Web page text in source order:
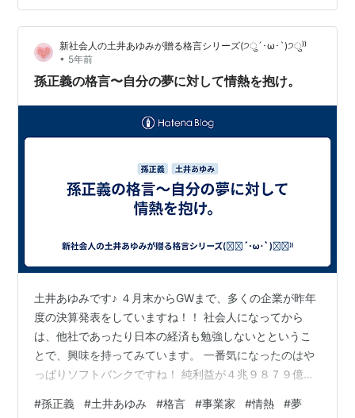
日の格言です！ ヘンリー・フォードは、自動車会社のフ
ォードを創設しました。 また、大衆車を作ったことで、
自動車の育ての親とも呼ばれているすごい事業家です。
この格言をみて、もっとちゃんとせねばと痛感しまし
た！ なにか意味があるから、仕事も…
新社会人の土井あゆみが贈る格言シリーズ(੭ु´･ω･`)੭ु⁾⁾
• 5年前
孫正義の格言〜自分の夢に対して情熱を抱け。
土井あゆみです♪ ４月末からGWまで、多くの企業が昨年
度の決算発表をしていますね！！ 社会人になってから
は、他社であったり日本の経済も勉強しないとというこ
とで、興味を持ってみています。 一番気になったのはや
っぱりソフトバンクですね！ 純利益が４兆９８７９億円
す！ これまでの国内最高の利益はTOYOTAの２兆超とい
#孫正義 #土井あゆみ #格言 #事業家 #情熱 #夢